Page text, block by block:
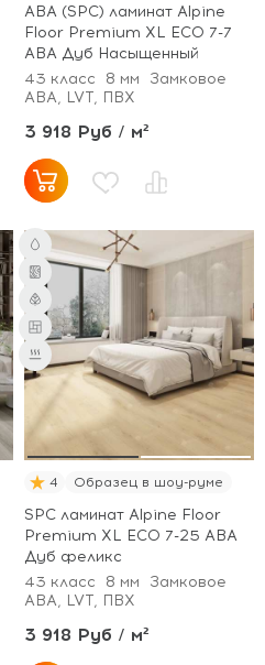
ABA (SPC) ламинат Alpine
Floor Premium XL ECO 7-7
ABA Дуб Насыщенный
43 класс
8 мм
Замковое
ABA, LVT, ПВХ
3 918 Руб / м²
4 Образец в шоу-руме
SPC ламинат Alpine Floor
Premium XL ECO 7-25 ABA
Дуб феликс
43 класс
8 мм
Замковое
ABA, LVT, ПВХ
3 918 Руб / м²